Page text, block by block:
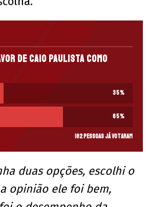
de Caio Paulista como
35%
65%
182 pessoas já votaram
duas opções, escolhi o
opinião ele foi bem,